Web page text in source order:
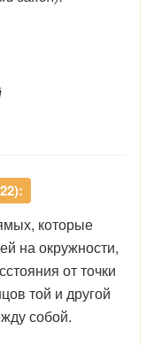
которые
на окружности,
от точки
той и другой
собой.